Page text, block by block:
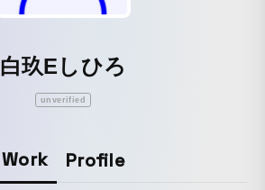
白玖Eしひろ
unverified
Work Profile